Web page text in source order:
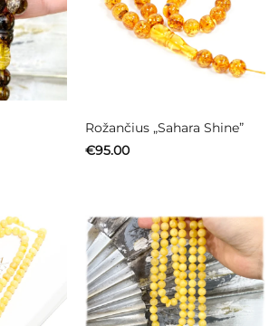
Rožančius „Sahara Shine”
€95.00